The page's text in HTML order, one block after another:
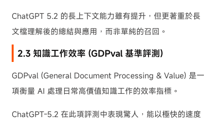
ChatGPT 5.2 的長上下文能力雖有提升，但更著重於長
文檔理解後的總結與應用，而非單純的召回。
2.3 知識工作效率 (GDPval 基準評測)
GDPval (General Document Processing & Value) 是一
項衡量 AI 處理日常高價值知識工作的效率指標。
ChatGPT-5.2 在此項評測中表現驚人，能以極快的速度